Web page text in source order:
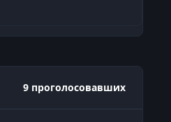
9 проголосовавших